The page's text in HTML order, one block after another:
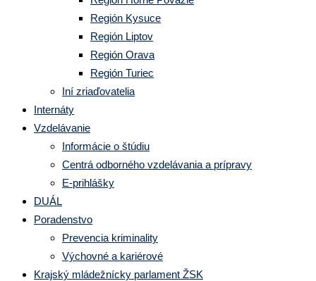
Región Kysuce
Región Liptov
Región Orava
Región Turiec
Iní zriaďovatelia
Internáty
Vzdelávanie
Informácie o štúdiu
Centrá odborného vzdelávania a prípravy
E-prihlášky
DUÁL
Poradenstvo
Prevencia kriminality
Výchovné a kariérové
Krajský mládežnícky parlament ŽSK